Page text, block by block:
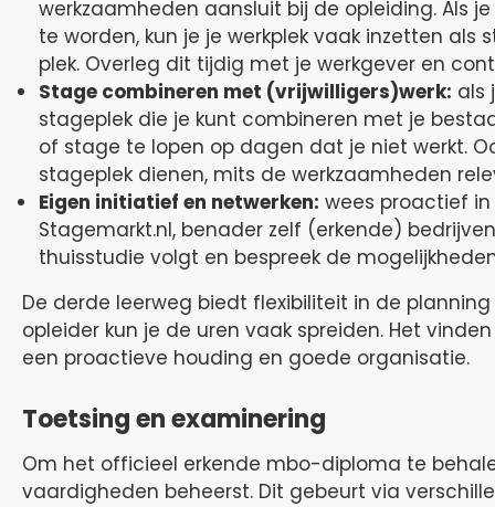
werkzaamheden aansluit bij de opleiding. Als
te worden, kun je je werkplek vaak inzetten
plek. Overleg dit tijdig met je werkgever en
Stage combineren met (vrijwilligers)werk: als
stageplek die je kunt combineren met je
of stage te lopen op dagen dat je niet werkt.
stageplek dienen, mits de werkzaamheden
Eigen initiatief en netwerken: wees proactief in
Stagemarkt.nl, benader zelf (erkende)
thuisstudie volgt en bespreek de
De derde leerweg biedt flexibiliteit in de
opleider kun je de uren vaak spreiden. Het
een proactieve houding en goede organisatie.
Toetsing en examinering
Om het officieel erkende mbo-diploma te
vaardigheden beheerst. Dit gebeurt via